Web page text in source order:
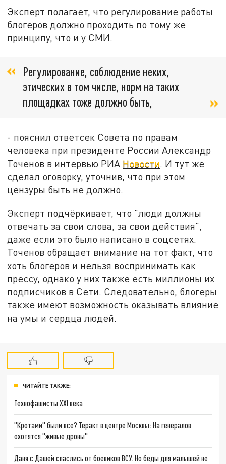
Эксперт полагает, что регулирование работы
блогеров должно проходить по тому же
принципу, что и у СМИ.
Регулирование, соблюдение неких,
этических в том числе, норм на таких
площадках тоже должно быть,
- пояснил ответсек Совета по правам
человека при президенте России Александр
Точенов в интервью РИА Новости. И тут же
сделал оговорку, уточнив, что при этом
цензуры быть не должно.
Эксперт подчёркивает, что "люди должны
отвечать за свои слова, за свои действия",
даже если это было написано в соцсетях.
Точенов обращает внимание на тот факт, что
хоть блогеров и нельзя воспринимать как
прессу, однако у них также есть миллионы их
подписчиков в Сети. Следовательно, блогеры
также имеют возможность оказывать влияние
на умы и сердца людей.
ЧИТАЙТЕ ТАКЖЕ:
Технофашисты XXI века
"Кротами" были все? Теракт в центре Москвы: На генералов
охотятся "живые дроны"
Даня с Дашей спаслись от боевиков ВСУ. Но беды для малышей не